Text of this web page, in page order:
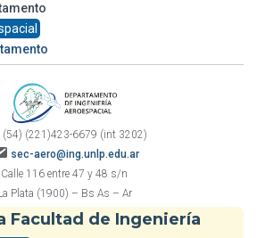
(54) (221)423-6679 (int 3202)
sec-aero@ing.unlp.edu.ar
Calle 116 entre 47 y 48 s/n
Plata (1900) – Bs As – Ar
Facultad de Ingeniería